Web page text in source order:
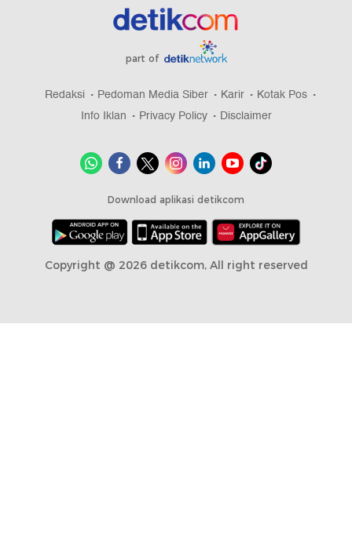
part of
Redaksi Pedoman Media Siber Karir
Kotak Pos
Info Iklan
Privacy Policy Disclaimer
Download aplikasi detikcom
Copyright @ 2026 detikcom, All right reserved